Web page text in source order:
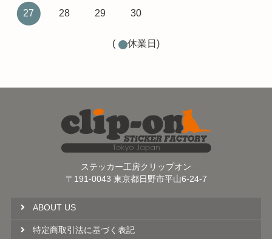
27 28 29 30
( 休業日)
ステッカー工房クリップオン
〒191-0043 東京都日野市平山6-24-7
ABOUT US
特定商取引法に基づく表記